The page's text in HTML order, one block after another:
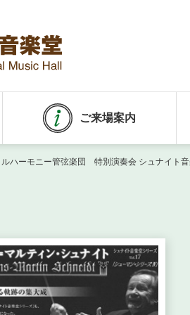
ご来場案内
ハーモニー管弦楽団 特別演奏会 シュナイト音